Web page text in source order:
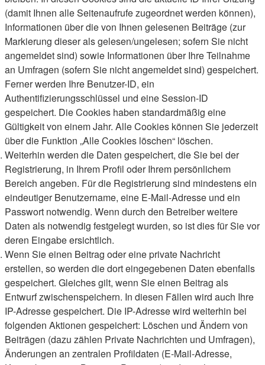
(damit Ihnen alle Seitenaufrufe zugeordnet werden können),
Informationen über die von Ihnen gelesenen Beiträge (zur
Markierung dieser als gelesen/ungelesen; sofern Sie nicht
angemeldet sind) sowie Informationen über Ihre Teilnahme
an Umfragen (sofern Sie nicht angemeldet sind) gespeichert.
Ferner werden Ihre Benutzer-ID, ein
Authentifizierungsschlüssel und eine Session-ID
gespeichert. Die Cookies haben standardmäßig eine
Gültigkeit von einem Jahr. Alle Cookies können Sie jederzeit
über die Funktion „Alle Cookies löschen“ löschen.
Weiterhin werden die Daten gespeichert, die Sie bei der
Registrierung, in Ihrem Profil oder Ihrem persönlichem
Bereich angeben. Für die Registrierung sind mindestens ein
eindeutiger Benutzername, eine E-Mail-Adresse und ein
Passwort notwendig. Wenn durch den Betreiber weitere
Daten als notwendig festgelegt wurden, so ist dies für Sie vor
deren Eingabe ersichtlich.
Wenn Sie einen Beitrag oder eine private Nachricht
erstellen, so werden die dort eingegebenen Daten ebenfalls
gespeichert. Gleiches gilt, wenn Sie einen Beitrag als
Entwurf zwischenspeichern. In diesen Fällen wird auch Ihre
IP-Adresse gespeichert. Die IP-Adresse wird weiterhin bei
folgenden Aktionen gespeichert: Löschen und Ändern von
Beiträgen (dazu zählen Private Nachrichten und Umfragen),
Änderungen an zentralen Profildaten (E-Mail-Adresse,